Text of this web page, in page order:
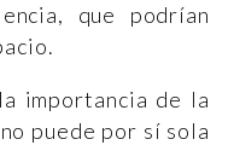
que podrían
importancia de la
puede por sí sola